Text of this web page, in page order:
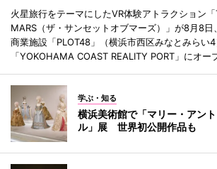
火星旅行をテーマにしたVR体験アトラクション
MARS（ザ・サンセットオブマーズ）」が8月8日
商業施設「PLOT48」（横浜市西区みなとみらい
「YOKOHAMA COAST REALITY PORT」にオー
学ぶ・知る
横浜美術館で「マリー・アン
ル」展 世界初公開作品も